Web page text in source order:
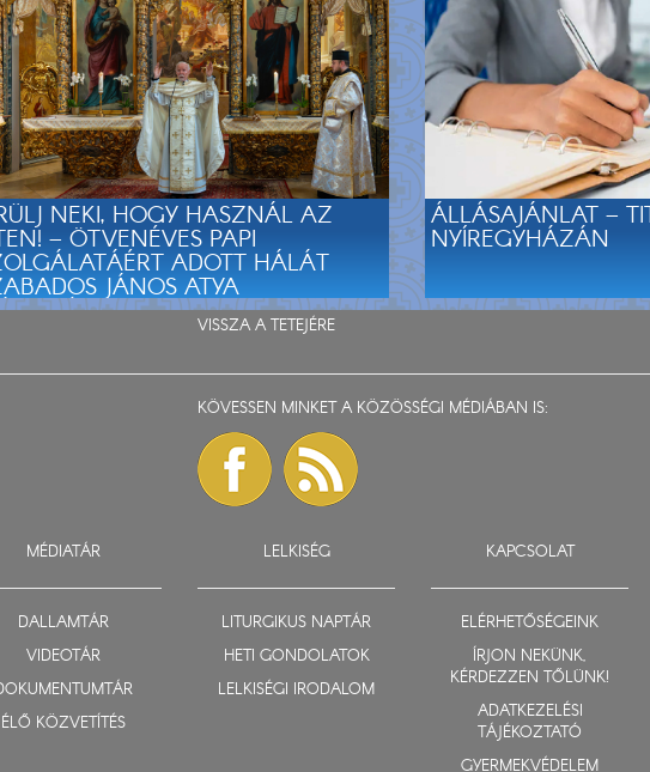
NEKI, HOGY HASZNÁL AZ
– ÖTVENÉVES PAPI
ADOTT HÁLÁT
JÁNOS ATYA
ÁLLÁSAJÁNLAT –
NYÍREGYHÁZÁN
VISSZA A TETEJÉRE
KÖVESSEN MINKET A KÖZÖSSÉGI MÉDIÁBAN IS:
MÉDIATÁR
DALLAMTÁR
VIDEOTÁR
ÉLŐ KÖZVETÍTÉS
LELKISÉG
LITURGIKUS NAPTÁR
HETI GONDOLATOK
LELKISÉGI IRODALOM
KAPCSOLAT
ELÉRHETŐSÉGEINK
ÍRJON NEKÜNK,
KÉRDEZZEN TŐLÜNK!
ADATKEZELÉSI
TÁJÉKOZTATÓ
GYERMEKVÉDELEM